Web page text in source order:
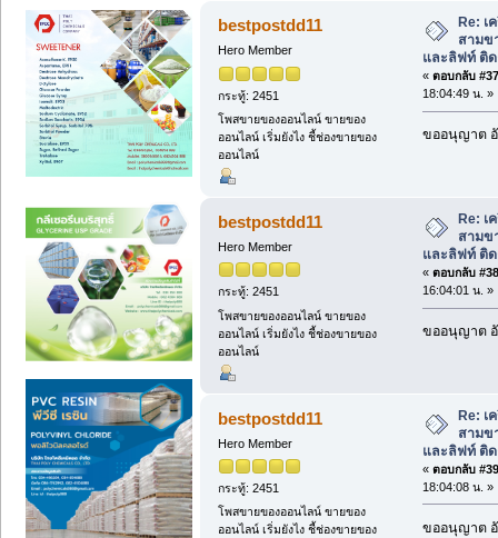
bestpostdd11
Hero Member
กระทู้: 2451
โพสขายของออนไลน์ ขายของ
ออนไลน์ เริ่มยังไง ชี้ช่องขายของ
ออนไลน์
Re: เ
สามข
และลิฟท์ ติ
« ตอบกลับ
18:04:49 น. »
ขออนุญาต
bestpostdd11
Hero Member
กระทู้: 2451
โพสขายของออนไลน์ ขายของ
ออนไลน์ เริ่มยังไง ชี้ช่องขายของ
ออนไลน์
Re: เ
สามข
และลิฟท์ ติ
« ตอบกลับ
16:04:01 น. »
ขออนุญาต
bestpostdd11
Hero Member
กระทู้: 2451
โพสขายของออนไลน์ ขายของ
ออนไลน์ เริ่มยังไง ชี้ช่องขายของ
Re: เ
สามข
และลิฟท์ ติ
« ตอบกลับ
18:04:08 น. »
ขออนุญาต